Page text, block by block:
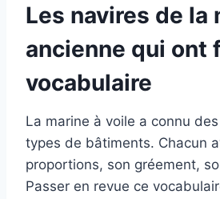
Les navires de la
ancienne qui ont
vocabulaire
La marine à voile a connu
types de bâtiments. Chacun
proportions, son gréement,
Passer en revue ce